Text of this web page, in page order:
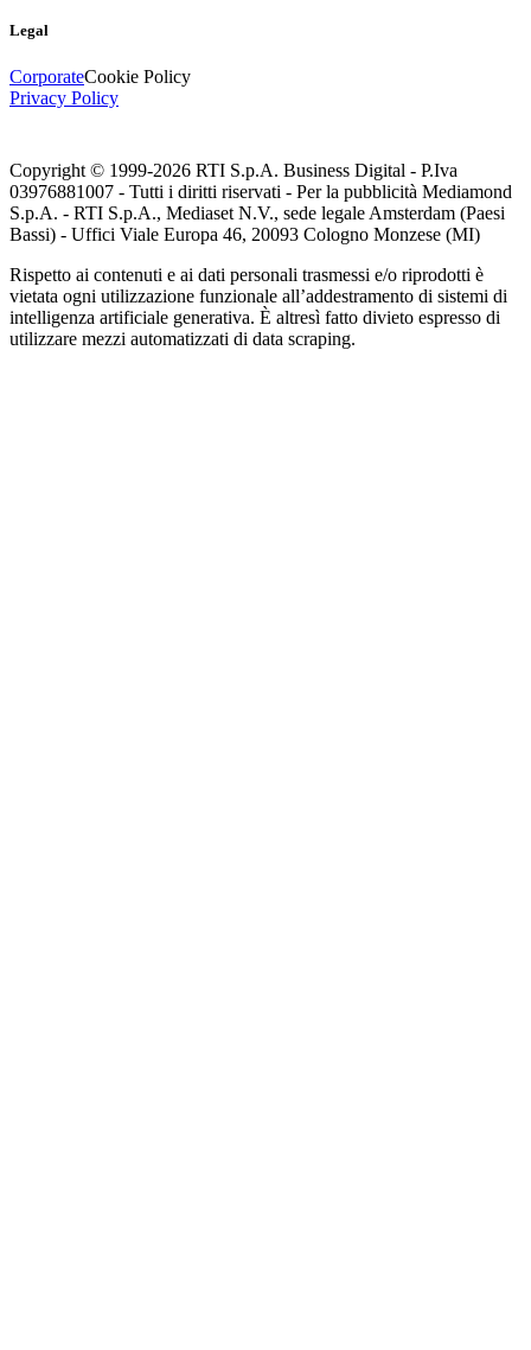
Legal
CorporateCookie Policy
Privacy Policy
Copyright © 1999-2026 RTI S.p.A. Business Digital - P.Iva
03976881007 - Tutti i diritti riservati - Per la pubblicità Mediamond
S.p.A. - RTI S.p.A., Mediaset N.V., sede legale Amsterdam (Paesi
Bassi) - Uffici Viale Europa 46, 20093 Cologno Monzese (MI)
Rispetto ai contenuti e ai dati personali trasmessi e/o riprodotti è
vietata ogni utilizzazione funzionale all’addestramento di sistemi di
intelligenza artificiale generativa. È altresì fatto divieto espresso di
utilizzare mezzi automatizzati di data scraping.